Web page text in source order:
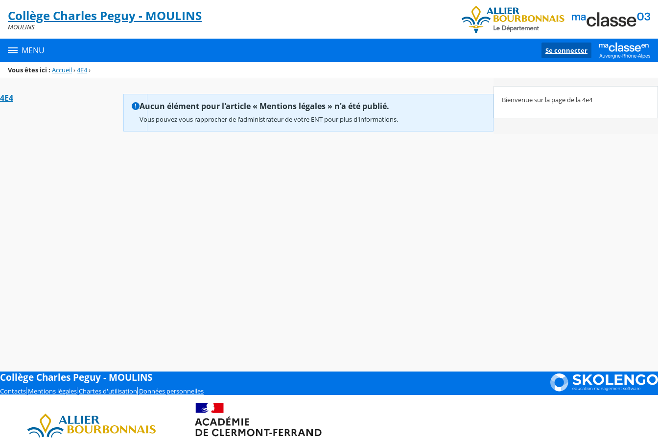
Menu de la rubrique
Contenu
Collège Charles Peguy - MOULINS
MOULINS
MENU Se connecter
Vous êtes ici : Accueil›4E4›
4E4
Aucun élément pour l'article « Mentions légales » n'a été publié.
Vous pouvez vous rapprocher de l'administrateur de votre ENT pour plus d'informations.
Bienvenue sur la page de la 4e4
Collège Charles Peguy - MOULINS
Contacts Mentions légales Chartes d'utilisation Données personnelles